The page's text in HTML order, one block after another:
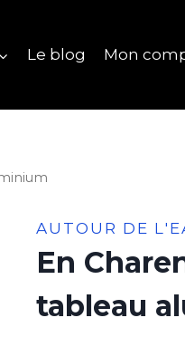
Le blog Mon
AUTOUR DE
En
tableau